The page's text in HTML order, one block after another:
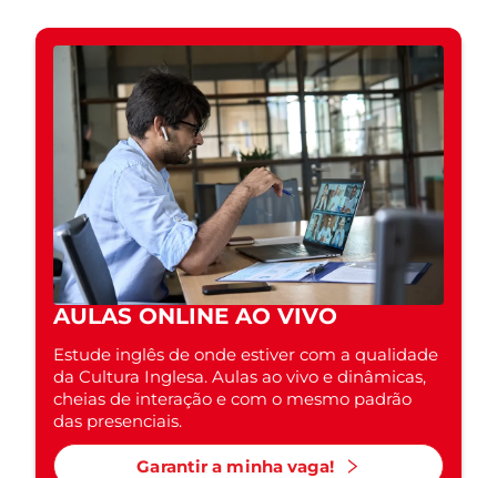
AULAS ONLINE AO VIVO
Estude inglês de onde estiver com a qualidade
da Cultura Inglesa. Aulas ao vivo e dinâmicas,
cheias de interação e com o mesmo padrão
das presenciais.
Garantir a minha vaga!